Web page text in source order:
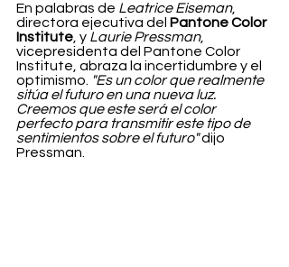
En palabras de Leatrice Eiseman,
directora ejecutiva del Pantone Color
Institute , y Laurie Pressman,
vicepresidenta del Pantone Color
Institute, abraza la incertidumbre y el
optimismo.
"Es un color que realmente
sitúa el futuro en una nueva luz.
Creemos que este será el color
perfecto para transmitir este tipo de
sentimientos sobre el futuro" dijo
Pressman.